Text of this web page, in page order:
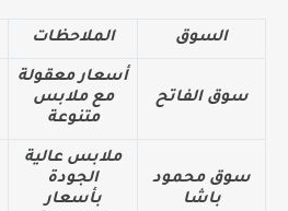
السوق الملاحظات
سوق الفاتح
أسعار معقولة
مع ملابس
متنوعة
سوق محمود
باشا
ملابس عالية
الجودة
بأسعار